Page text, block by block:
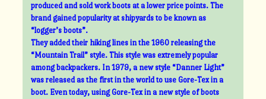
produced and sold work boots at a lower price points. The
brand gained popularity at shipyards to be known as
“logger’s boots”.
They added their hiking lines in the 1960 releasing the
“Mountain Trail” style. This style was extremely popular
among backpackers. In 1979, a new style “Danner Light”
was released as the first in the world to use Gore-Tex in a
boot. Even today, using Gore-Tex in a new style of boots